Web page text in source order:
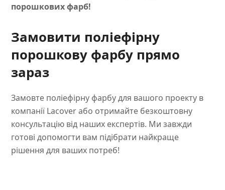
порошкових фарб!
Замовити поліефірну
порошкову фарбу прямо
зараз
Замовте поліефірну фарбу для вашого проекту в
компанії Lacover або отримайте безкоштовну
консультацію від наших експертів. Ми завжди
готові допомогти вам підібрати найкраще
рішення для ваших потреб!